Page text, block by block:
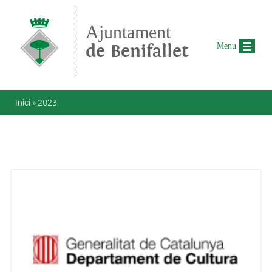
Ajuntament
de Benifallet
Esteu aquí
Inici »2023
Menu